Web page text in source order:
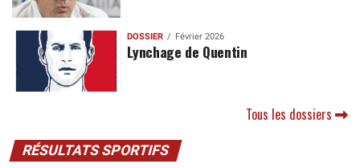
DOSSIER Février 2026
Lynchage de Quentin
Tous les dossiers
RÉSULTATS SPORTIFS